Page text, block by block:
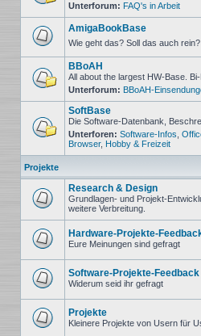
Keine
ungelesenen
Beiträge
Unterforum: FAQ's in Arbeit
ungelesenen
Beiträge
AmigaBookBase
Wie geht das? Soll das auch rein?
Keine
ungelesenen
Beiträge
BBoAH
All about the largest HW-Base.
Unterforum: BBoAH-
Keine
ungelesenen
SoftBase
Die Software-Datenbank,
Unterforen: Software-Infos
Browser, Hobby & Freizeit
Projekte
Keine
ungelesenen
Beiträge
Research & Design
Grundlagen- und Projekt-
weitere Verbreitung.
ungelesenen
Beiträge
Hardware-Projekte-
Eure Meinungen sind gefragt
ungelesenen
Beiträge
Software-Projekte-Feedback
Widerum seid ihr gefragt
Projekte
Kleinere Projekte von Usern für